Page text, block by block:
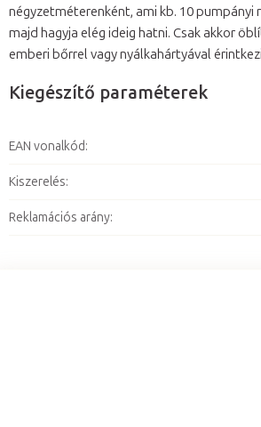
négyzetméterenként, ami kb. 10 pumpányi
majd hagyja elég ideig hatni. Csak akkor
emberi bőrrel vagy nyálkahártyával
Kiegészítő paraméterek
EAN vonalkód:
Kiszerelés:
Reklamációs arány: